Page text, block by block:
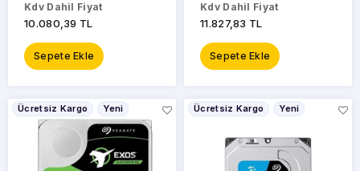
Kdv Dahil Fiyat
10.080,39 TL
Sepete Ekle
Kdv Dahil Fiyat
11.827,83 TL
Sepete Ekle
Ücretsiz Kargo Yeni Ücretsiz Kargo Yeni